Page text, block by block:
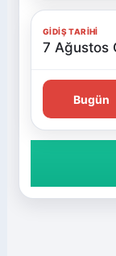
GIDIŞ TARIHI
7 Ağustos
Bugün